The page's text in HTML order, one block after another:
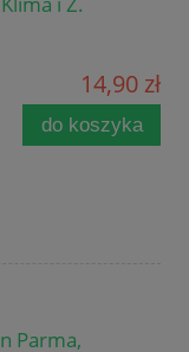
14,90 zł
do koszyka
Parma,